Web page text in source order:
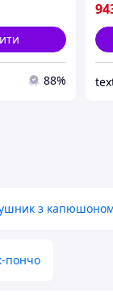
88%
з капюшоном
пончо